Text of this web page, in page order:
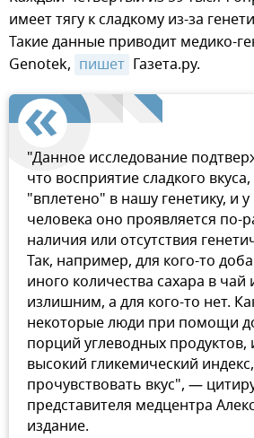
имеет тягу к сладкому из-за
Такие данные приводит медико-
Genotek, пишет Газета.ру.
"Данное исследование
что восприятие сладкого
"вплетено" в нашу генетику, и
человека оно проявляется по-
наличия или отсутствия
Так, например, для кого-то
иного количества сахара в чай
излишним, а для кого-то нет.
некоторые люди при помощи
порций углеводных
высокий гликемический
прочувствовать вкус", —
представителя медцентра
издание.